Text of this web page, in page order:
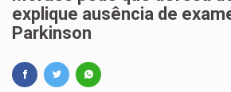
explique ausência de
Parkinson